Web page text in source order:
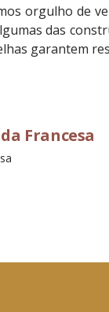
orgulho de
das
garantem
Francesa